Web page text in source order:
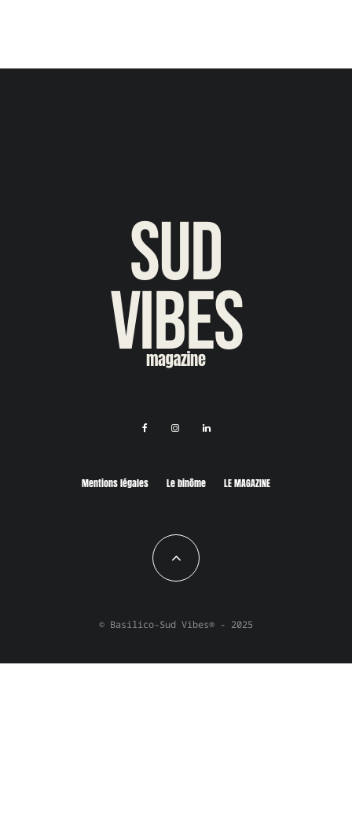
Mentions légales Le binôme LE MAGAZINE
© Basilico-Sud Vibes® - 2025